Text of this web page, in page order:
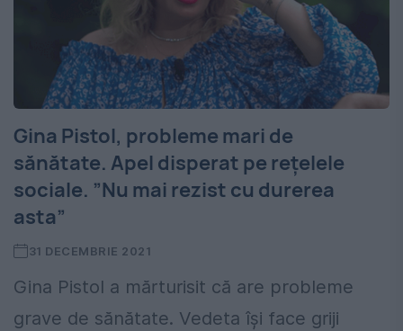
Gina Pistol, probleme mari de
sănătate. Apel disperat pe rețelele
sociale. ”Nu mai rezist cu durerea
asta”
31 DECEMBRIE 2021
Gina Pistol a mărturisit că are probleme
grave de sănătate. Vedeta își face griji